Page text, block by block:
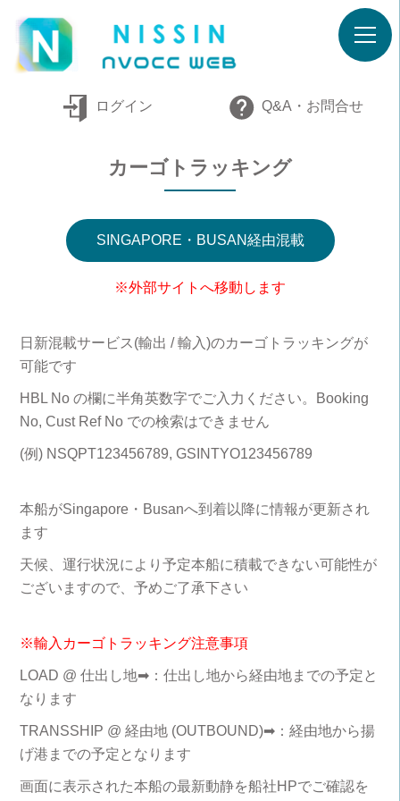
ログイン Q&A・お問合せ
カーゴトラッキング
SINGAPORE・BUSAN経由混載
※外部サイトへ移動します
日新混載サービス(輸出 / 輸入)のカーゴトラッキングが
可能です
HBL No の欄に半角英数字でご入力ください。Booking
No, Cust Ref No での検索はできません
(例) NSQPT123456789, GSINTYO123456789
本船がSingapore・Busanへ到着以降に情報が更新され
ます
天候、運行状況により予定本船に積載できない可能性が
ございますので、予めご了承下さい
※輸入カーゴトラッキング注意事項
LOAD @ 仕出し地➡：仕出し地から経由地までの予定と
なります
TRANSSHIP @ 経由地 (OUTBOUND)➡：経由地から揚
げ港までの予定となります
画面に表示された本船の最新動静を船社HPでご確認を